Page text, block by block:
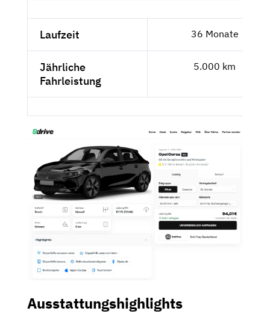
Laufzeit 36 Monate
Jährliche
Fahrleistung
5.000 km
Ausstattungshighlights